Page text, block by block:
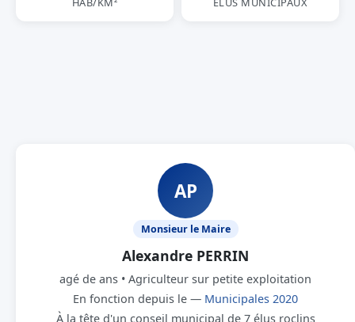
AP
Monsieur le Maire
Alexandre PERRIN
agé de ans • Agriculteur sur petite exploitation
En fonction depuis le — Municipales 2020
À la tête d'un conseil municipal de 7 élus roclins